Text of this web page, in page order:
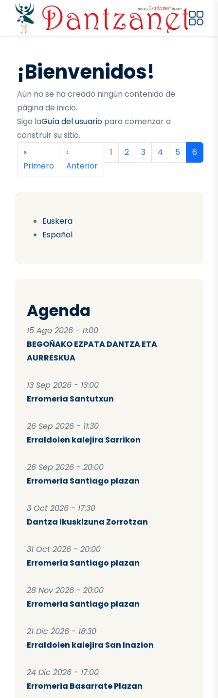
Pasar al contenido principal
Euskera
Español
Agenda
15 Ago 2026 - 11:00
BEGOÑAKO EZPATA DANTZA ETA
AURRESKUA
13 Sep 2026 - 13:00
Erromeria Santutxun
26 Sep 2026 - 11:30
Erraldoien kalejira Sarrikon
26 Sep 2026 - 20:00
Erromeria Santiago plazan
3 Oct 2026 - 17:30
Dantza ikuskizuna Zorrotzan
31 Oct 2026 - 20:00
Erromeria Santiago plazan
28 Nov 2026 - 20:00
Erromeria Santiago plazan
21 Dic 2026 - 18:30
Erraldoien kalejira San Inazion
24 Dic 2026 - 17:00
Erromeria Basarrate Plazan
¡Bienvenidos!
Aún no se ha creado ningún contenido de
página de inicio.
Siga laGuía del usuario para comenzar a
construir su sitio.
Paginación
Primera página
«
Primero
Página anterior
‹
Anterior
Página
1 Página
2 Página
3 Página
4 Página
5 6